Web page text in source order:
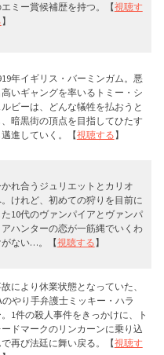
ミー賞候補歴を持つ。【視聴す
】
年イギリス・バーミンガム。悪
いギャングを率いるトミー・シ
ルビーは、どんな犠牲を払おうと
、暗黒街の頂点を目指してひたす
邁進していく。【視聴する】
れ合うジュリエットとカリオ
けれど、初めての狩りを目前に
た10代のヴァンパイアとヴァンパ
アハンターの恋が一筋縄でいくわ
がない…。【視聴する】
により休業状態となっていた、
のやり手弁護士ミッキー・ハラ
。1件の殺人事件をきっかけに、ト
ードマークのリンカーンに乗り込
で再び法廷に舞い戻る。【視聴す